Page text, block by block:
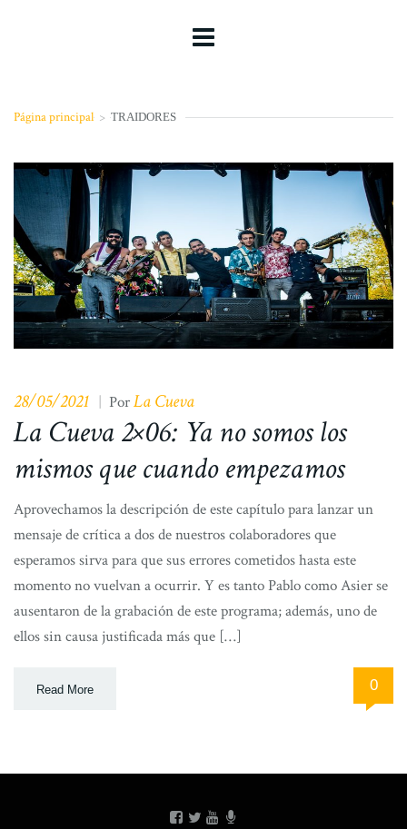
Página principal > TRAIDORES
28/05/2021 PorLa Cueva
La Cueva 2×06: Ya no somos los
mismos que cuando empezamos
Aprovechamos la descripción de este capítulo para lanzar un
mensaje de crítica a dos de nuestros colaboradores que
esperamos sirva para que sus errores cometidos hasta este
momento no vuelvan a ocurrir. Y es tanto Pablo como Asier se
ausentaron de la grabación de este programa; además, uno de
ellos sin causa justificada más que […]
Read More 0